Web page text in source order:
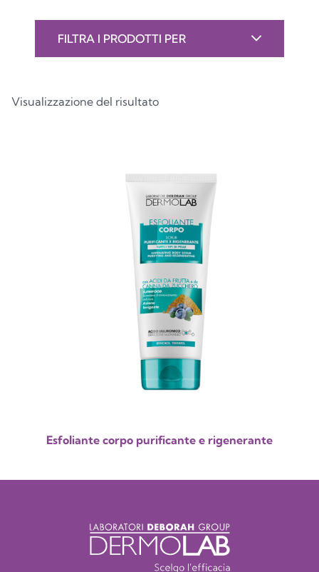
FILTRA I PRODOTTI PER
Visualizzazione del risultato
Esfoliante corpo purificante e rigenerante